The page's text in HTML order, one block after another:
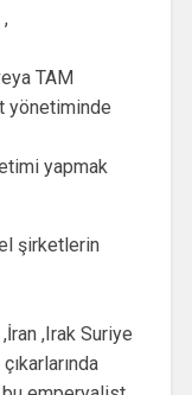
TAM
yönetiminde
yapmak
şirketlerin
,Irak Suriye